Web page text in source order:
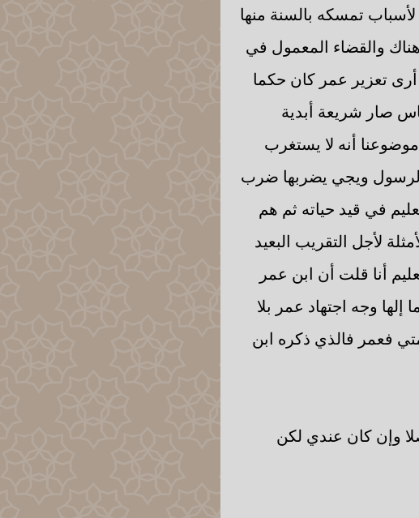
تمسكه بالسنة منها
هناك والقضاء المعمول في
أرى تعزير عمر كان حكما
صار شريعة أبدية
أنه لا يستغرب
ويجي يضربها ضرب
في قيد حياته ثم هم
لأجل التقريب البعيد
أنا قلت أن ابن عمر
وجه اجتهاد عمر بلا
فعمر فالذي ذكره ابن
وإن كان عندي لكن